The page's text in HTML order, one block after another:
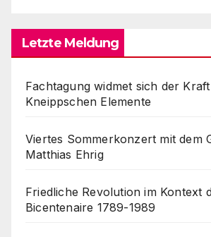
Letzte Meldung
Fachtagung widmet sich der
Kneippschen Elemente
Viertes Sommerkonzert mit dem
Matthias Ehrig
Friedliche Revolution im Kontext
Bicentenaire 1789-1989